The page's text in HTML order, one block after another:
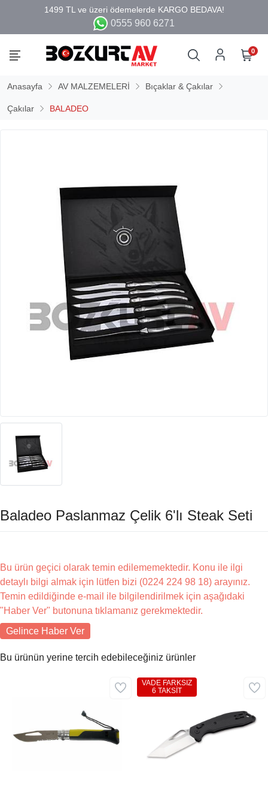
0555 960 6271
0
Anasayfa AV MALZEMELERİ Bıçaklar & Çakılar
Çakılar BALADEO
Baladeo Paslanmaz Çelik 6'lı Steak Seti
Bu ürün geçici olarak temin edilememektedir. Konu ile ilgi
detaylı bilgi almak için lütfen bizi (0224 224 98 18) arayınız.
Temin edildiğinde e-mail ile bilgilendirilmek için aşağıdaki
"Haber Ver" butonuna tıklamanız gerekmektedir.
Gelince Haber Ver
Bu ürünün yerine tercih edebileceğiniz ürünler
VADE FARKSIZ
6 TAKSİT